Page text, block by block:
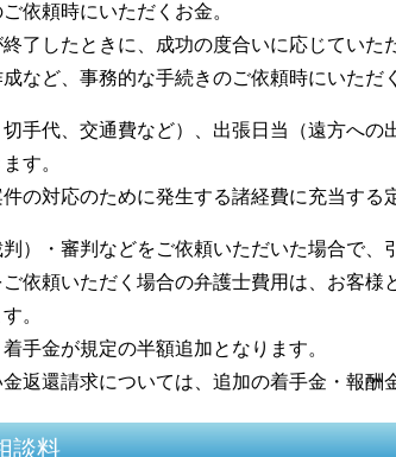
依頼時にいただくお金。
了したときに、成功の度合いに応じていた
など、事務的な手続きのご依頼時にいただ
手代、交通費など）、出張日当（遠方への
す。
件の対応のために発生する諸経費に充当する
）・審判などをご依頼いただいた場合で、
依頼いただく場合の弁護士費用は、お客様
。
手金が規定の半額追加となります。
返還請求については、追加の着手金・報酬
談料